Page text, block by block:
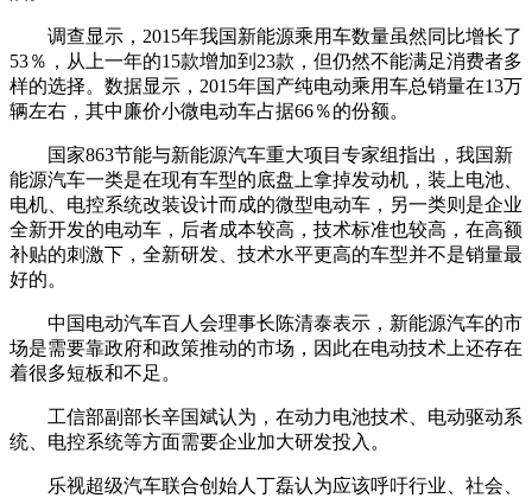
调查显示，2015年我国新能源乘用车数量虽然同比增长了
53％，从上一年的15款增加到23款，但仍然不能满足消费者多
样的选择。数据显示，2015年国产纯电动乘用车总销量在13万
辆左右，其中廉价小微电动车占据66％的份额。
国家863节能与新能源汽车重大项目专家组指出，我国新
能源汽车一类是在现有车型的底盘上拿掉发动机，装上电池、
电机、电控系统改装设计而成的微型电动车，另一类则是企业
全新开发的电动车，后者成本较高，技术标准也较高，在高额
补贴的刺激下，全新研发、技术水平更高的车型并不是销量最
好的。
中国电动汽车百人会理事长陈清泰表示，新能源汽车的市
场是需要靠政府和政策推动的市场，因此在电动技术上还存在
着很多短板和不足。
工信部副部长辛国斌认为，在动力电池技术、电动驱动系
统、电控系统等方面需要企业加大研发投入。
乐视超级汽车联合创始人丁磊认为应该呼吁行业、社会、